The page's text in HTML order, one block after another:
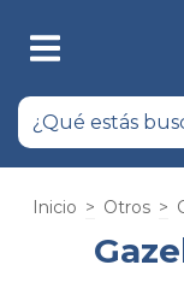
Inicio > Otros >